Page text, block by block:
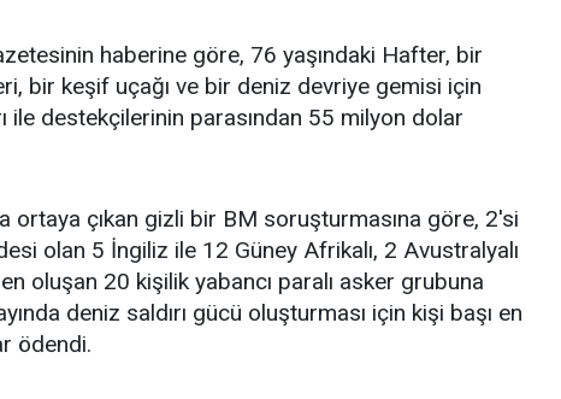
haberine göre, 76 yaşındaki Hafter, bir
bir keşif uçağı ve bir deniz devriye gemisi için
ile destekçilerinin parasından 55 milyon dolar
ortaya çıkan gizli bir BM soruşturmasına göre, 2'si
olan 5 İngiliz ile 12 Güney Afrikalı, 2 Avustralyalı
oluşan 20 kişilik yabancı paralı asker grubuna
deniz saldırı gücü oluşturması için kişi başı en
ödendi.